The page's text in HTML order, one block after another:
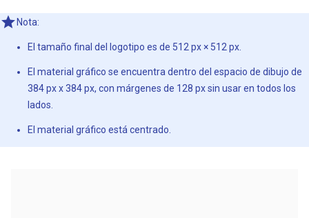
Nota:
El tamaño final del logotipo es de 512 px × 512 px.
El material gráfico se encuentra dentro del espacio de dibujo de
384 px x 384 px, con márgenes de 128 px sin usar en todos los
lados.
El material gráfico está centrado.